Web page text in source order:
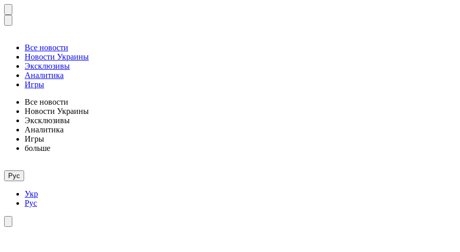
Все новости
Новости Украины
Эксклюзивы
Аналитика
Игры
Все новости
Новости Украины
Эксклюзивы
Аналитика
Игры
больше
Рус
Укр
Рус